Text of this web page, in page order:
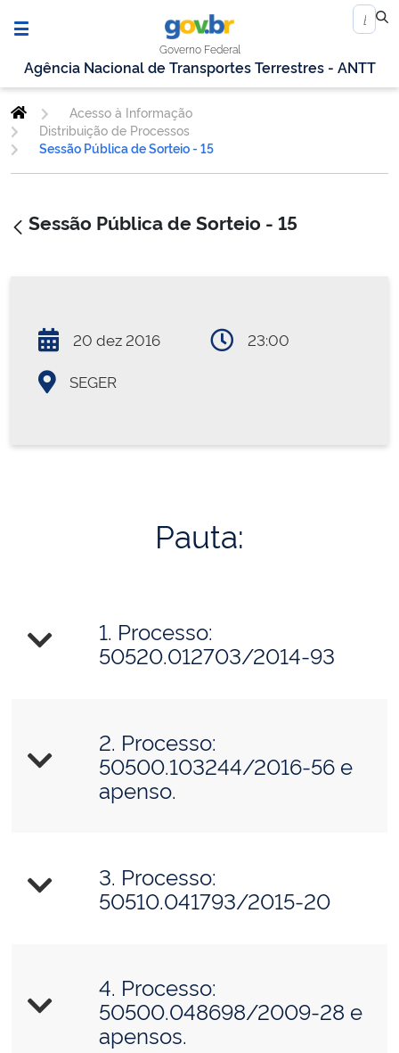
Governo Federal
Agência Nacional de Transportes Terrestres - ANTT
Acesso à Informação
Distribuição de Processos
Sessão Pública de Sorteio - 15
Sessão Pública de Sorteio - 15
20 dez 2016 23:00
SEGER
Pauta:
1. Processo:
50520.012703/2014-93
2. Processo:
50500.103244/2016-56 e
apenso.
3. Processo:
50510.041793/2015-20
4. Processo:
50500.048698/2009-28 e
apensos.